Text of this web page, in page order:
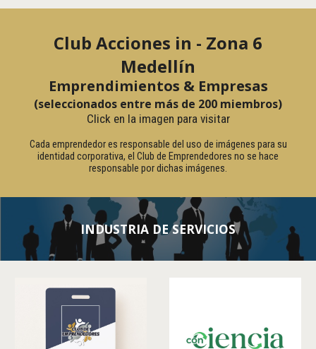
Club Acciones in - Zona 6
Medellín
Emprendimientos & Empresas
(seleccionados entre más de 200 miembros)
Click en la imagen para visitar
Cada emprendedor es responsable del uso de imágenes para su
identidad corporativa, el Club de Emprendedores no se hace
responsable por dichas imágenes.
INDUSTRIA DE SERVICIOS